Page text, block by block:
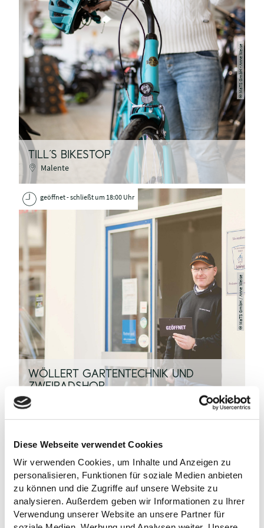
Diese Webseite verwendet Cookies
Wir verwenden Cookies, um Inhalte und Anzeigen zu
personalisieren, Funktionen für soziale Medien anbieten
zu können und die Zugriffe auf unsere Website zu
analysieren. Außerdem geben wir Informationen zu Ihrer
Verwendung unserer Website an unsere Partner für
©
MaTS GmbH - Anne Weise
TILL´S BIKESTOP
Malente
©
MaTS GmbH / Anne Weise
geöffnet - schließt um 18:00 Uhr
WÖLLERT GARTENTECHNIK UND
ZWEIRADSHOP